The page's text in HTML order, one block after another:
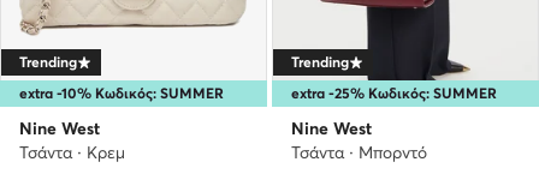
extra -10% Κωδικός: SUMMER
Trending
Nine West
Τσάντα · Κρεμ
extra -25% Κωδικός: SUMMER
Trending
Nine West
Τσάντα · Μπορντό